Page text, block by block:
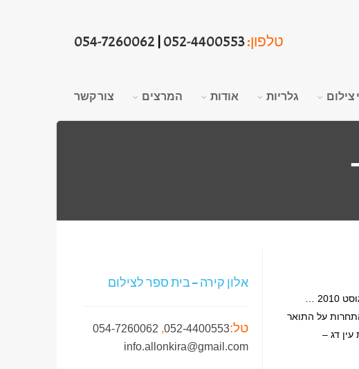
גלריות אודות המרצים צור קשר
טלפון:052-4400553
054-7260062
על התואר
דג –
אלון קירה – בית ספר לצילום
טל:052-4400553
,
054-7260062
info.allonkira@gmail.com